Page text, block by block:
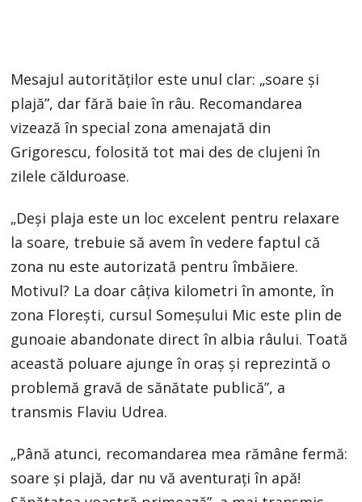
Mesajul autorităților este unul clar: „soare și
plajă”, dar fără baie în râu. Recomandarea
vizează în special zona amenajată din
Grigorescu, folosită tot mai des de clujeni în
zilele călduroase.
„Deși plaja este un loc excelent pentru relaxare
la soare, trebuie să avem în vedere faptul că
zona nu este autorizată pentru îmbăiere.
Motivul? La doar câțiva kilometri în amonte, în
zona Florești, cursul Someșului Mic este plin de
gunoaie abandonate direct în albia râului. Toată
această poluare ajunge în oraș și reprezintă o
problemă gravă de sănătate publică”, a
transmis Flaviu Udrea.
„Până atunci, recomandarea mea rămâne fermă:
soare și plajă, dar nu vă aventurați în apă!